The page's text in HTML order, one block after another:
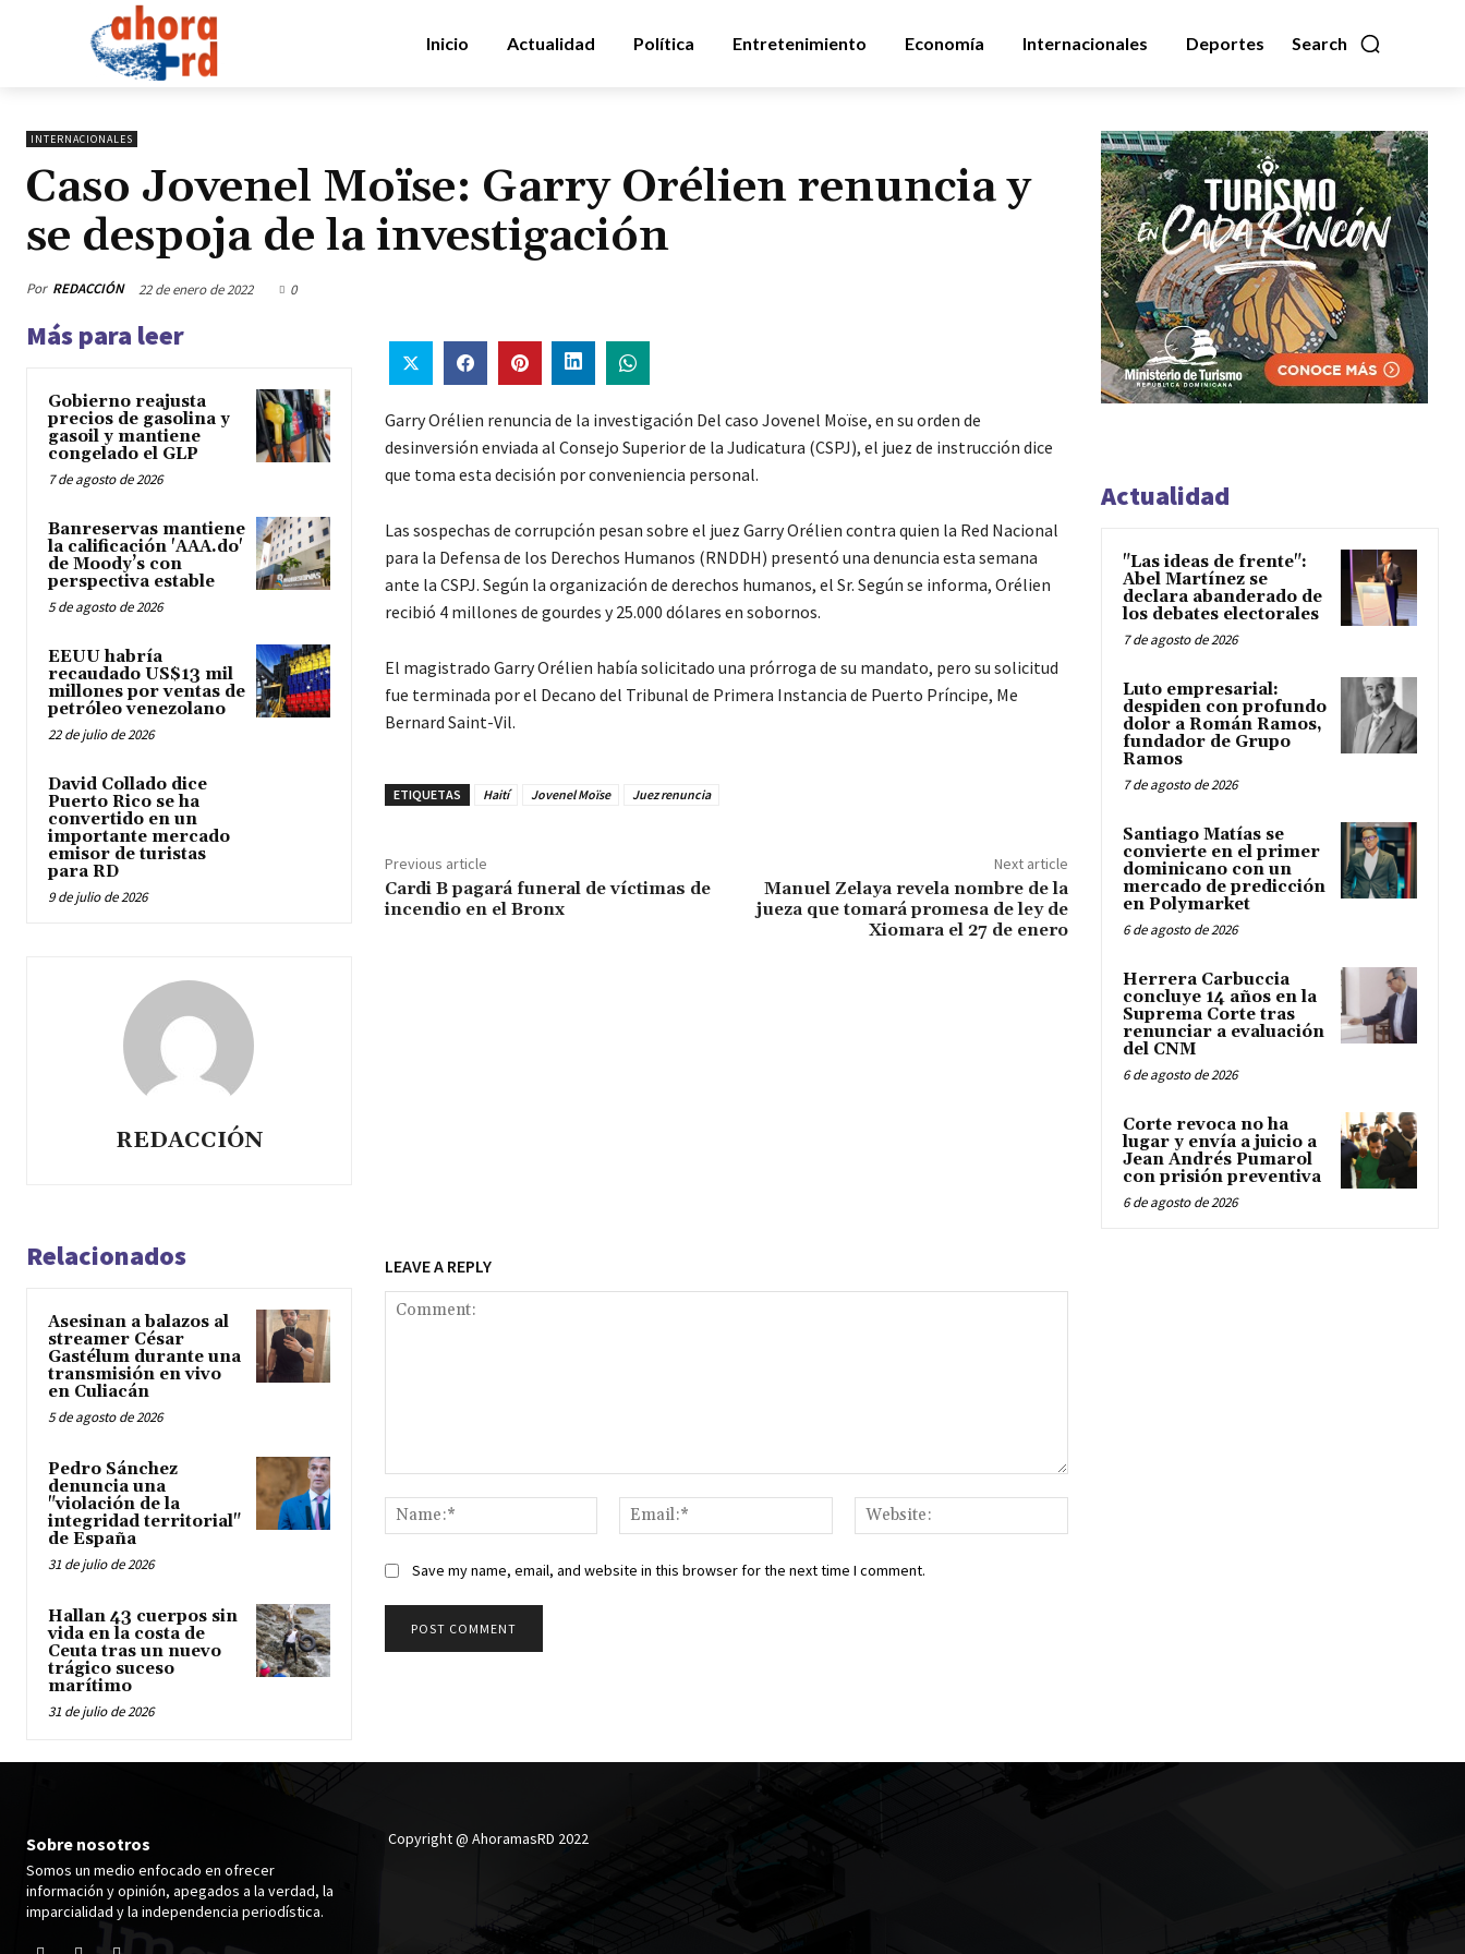
Search
Inicio Actualidad Política Entretenimiento Economía Internacionales Deportes
INTERNACIONALES
Caso Jovenel Moïse: Garry Orélien renuncia y
se despoja de la investigación
Por REDACCIÓN 22 de enero de 2022 0
Más para leer
Gobierno reajusta
precios de gasolina y
gasoil y mantiene
congelado el GLP
7 de agosto de 2026
Banreservas mantiene
la calificación 'AAA.do'
de Moody’s con
perspectiva estable
5 de agosto de 2026
EEUU habría
recaudado US$13 mil
millones por ventas de
petróleo venezolano
22 de julio de 2026
David Collado dice
Puerto Rico se ha
convertido en un
importante mercado
emisor de turistas
para RD
9 de julio de 2026
REDACCIÓN
Garry Orélien renuncia de la investigación Del caso Jovenel Moïse, en su orden de
desinversión enviada al Consejo Superior de la Judicatura (CSPJ), el juez de instrucción dice
que toma esta decisión por conveniencia personal.
Las sospechas de corrupción pesan sobre el juez Garry Orélien contra quien la Red Nacional
para la Defensa de los Derechos Humanos (RNDDH) presentó una denuncia esta semana
ante la CSPJ. Según la organización de derechos humanos, el Sr. Según se informa, Orélien
recibió 4 millones de gourdes y 25.000 dólares en sobornos.
El magistrado Garry Orélien había solicitado una prórroga de su mandato, pero su solicitud
fue terminada por el Decano del Tribunal de Primera Instancia de Puerto Príncipe, Me
Bernard Saint-Vil.
ETIQUETAS Haití Jovenel Moïse Juez renuncia
Previous article
Cardi B pagará funeral de víctimas de
incendio en el Bronx
Next article
Manuel Zelaya revela nombre de la
jueza que tomará promesa de ley de
Xiomara el 27 de enero
Relacionados
Asesinan a balazos al
streamer César
Gastélum durante una
transmisión en vivo
en Culiacán
5 de agosto de 2026
Pedro Sánchez
denuncia una
"violación de la
integridad territorial"
de España
31 de julio de 2026
Hallan 43 cuerpos sin
vida en la costa de
Ceuta tras un nuevo
trágico suceso
marítimo
31 de julio de 2026
LEAVE A REPLY
Name:*
Email:*
Save my name, email, and website in this browser for the next time I comment.
Actualidad
"Las ideas de frente":
Abel Martínez se
declara abanderado de
los debates electorales
7 de agosto de 2026
Luto empresarial:
despiden con profundo
dolor a Román Ramos,
fundador de Grupo
Ramos
7 de agosto de 2026
Santiago Matías se
convierte en el primer
dominicano con un
mercado de predicción
en Polymarket
6 de agosto de 2026
Herrera Carbuccia
concluye 14 años en la
Suprema Corte tras
renunciar a evaluación
del CNM
6 de agosto de 2026
Corte revoca no ha
lugar y envía a juicio a
Jean Andrés Pumarol
con prisión preventiva
6 de agosto de 2026
Sobre nosotros
Somos un medio enfocado en ofrecer
información y opinión, apegados a la verdad, la
imparcialidad y la independencia periodística.
Copyright @ AhoramasRD 2022